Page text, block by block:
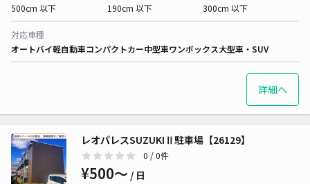
500cm 以下
190cm 以下
300cm 以下
対応車種
オートバイ軽自動車コンパクトカー中型車ワンボックス大型車・SUV
詳細へ
レオパレスSUZUKIⅡ駐車場【26129】
0 / 0件
¥500〜 / 日